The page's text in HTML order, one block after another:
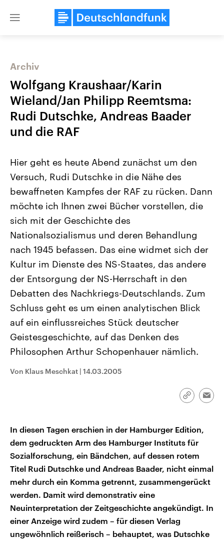
Close
Landtagswahl Sachsen-Anhalt
Alle Informationen
Sachsen-Anhalt wählt am 6.
September 2026 einen neuen
Landtag. Seit 2021 wird das
Bundesland von einer Koalition aus
CDU, SPD und FDP regiert.-
Umfragen, Prognosen,
Wahlprogramme, aktuelle Berichte
und Hintergründe zu den Parteien
und Kandidaten der anstehenden
USA
Hintergründe
gehören die Vereinigten
aktuelle Weltgeschehen.
Sendungen Programm Podcasts
Audio-Archiv
Archiv
Wolfgang Kraushaar/Karin
Wieland/Jan Philipp Reemtsma:
Rudi Dutschke, Andreas Baader
und die RAF
Hier geht es heute Abend zunächst um den
Versuch, Rudi Dutschke in die Nähe des
bewaffneten Kampfes der RAF zu rücken. Dann
möchte ich Ihnen zwei Bücher vorstellen, die
sich mit der Geschichte des
Nationalsozialismus und deren Behandlung
nach 1945 befassen. Das eine widmet sich der
Kultur im Dienste des NS-Staates, das andere
der Entsorgung der NS-Herrschaft in den
Debatten des Nachkriegs-Deutschlands. Zum
Schluss geht es um einen analytischen Blick
auf ein einflussreiches Stück deutscher
Geistesgeschichte, auf das Denken des
Philosophen Arthur Schopenhauer nämlich.
Von Klaus Meschkat | 14.03.2005
Link
In diesen Tagen erschien in der Hamburger Edition,
dem gedruckten Arm des Hamburger Instituts für
Sozialforschung, ein Bändchen, auf dessen rotem
Titel Rudi Dutschke und Andreas Baader, nicht einmal
mehr durch ein Komma getrennt, zusammengerückt
werden. Damit wird demonstrativ eine
Neuinterpretation der Zeitgeschichte angekündigt. In
einer Anzeige wird zudem – für diesen Verlag
ungewöhnlich reißerisch – behauptet, was Dutschke